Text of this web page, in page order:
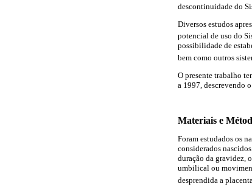
descontinuidade do
Diversos estudos
potencial de uso do
possibilidade de
bem como outros
O presente trabalho
a 1997, descrevendo
Materiais e
Foram estudados os
considerados
duração da gravidez,
umbilical ou
desprendida a